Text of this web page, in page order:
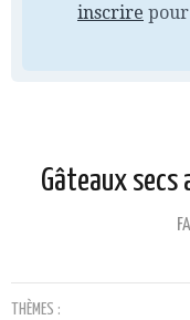
inscrire
Gâteaux
THÈMES :